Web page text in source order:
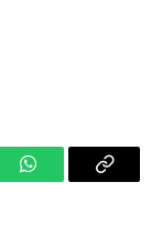
WhatsAppCopy